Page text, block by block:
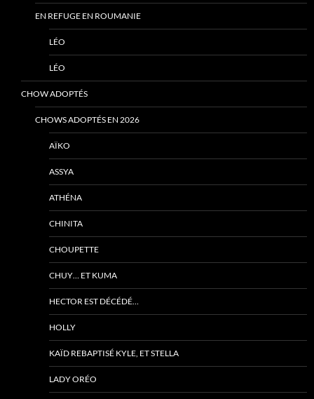
EN REFUGE EN ROUMANIE
LÉO
LÉO
CHOW ADOPTÉS
CHOWS ADOPTÉS EN 2026
AÏKO
ASSYA
ATHÉNA
CHINITA
CHOUPETTE
CHUY… ET KUMA
HECTOR EST DÉCÉDÉ…
HOLLY
KAÏD REBAPTISÉ KYLE, ET STELLA
LADY ORÉO